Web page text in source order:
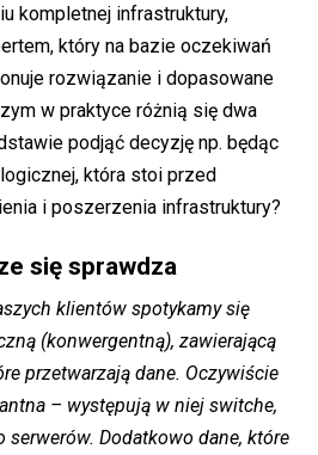
kompletnej infrastruktury,
który na bazie oczekiwań
rozwiązanie i dopasowane
w praktyce różnią się dwa
podjąć decyzję np. będąc
która stoi przed
i poszerzenia infrastruktury?
się sprawdza
klientów spotykamy się
(konwergentną), zawierającą
przetwarzają dane. Oczywiście
– występują w niej switche,
serwerów. Dodatkowo dane, które